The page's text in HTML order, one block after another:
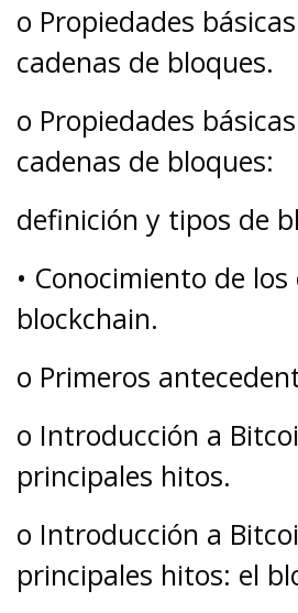
o Propiedades
cadenas de bloques.
o Propiedades
cadenas de bloques:
definición y tipos de
• Conocimiento de
blockchain.
o Primeros
o Introducción a
principales hitos.
o Introducción a
principales hitos: el